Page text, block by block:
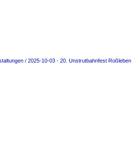
/ 2025-10-03 - 20. Unstrutbahnfest Roßleben